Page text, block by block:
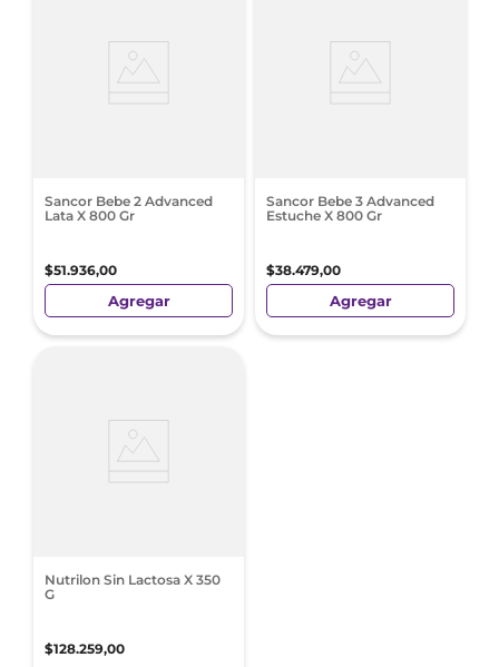
Sancor Bebe 2 Advanced
Lata X 800 Gr
$51.936,00
Agregar
Sancor Bebe 3 Advanced
Estuche X 800 Gr
$38.479,00
Agregar
Nutrilon Sin Lactosa X 350
G
$128.259,00